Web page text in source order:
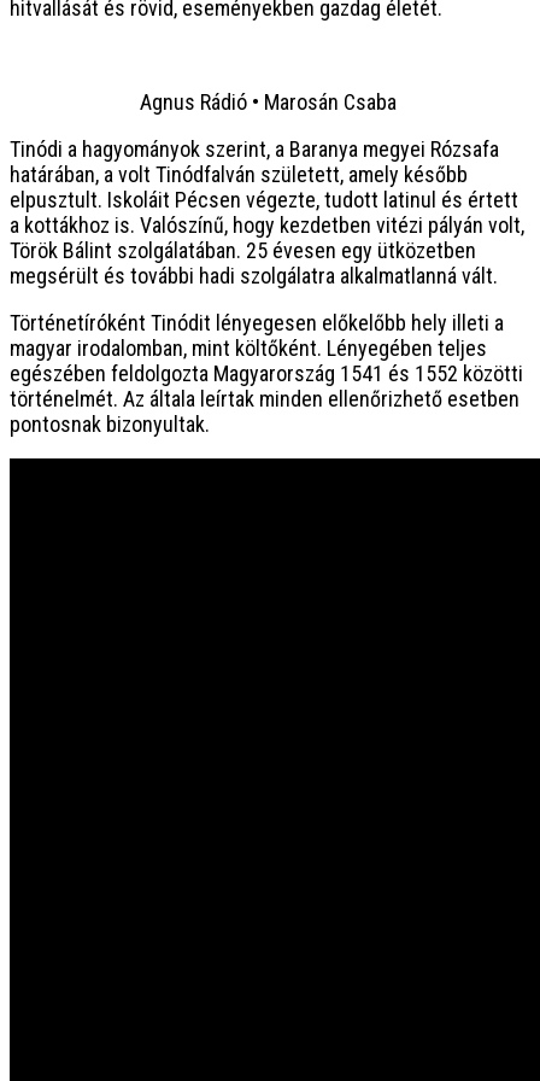
hitvallását és rövid, eseményekben gazdag életét.
Agnus Rádió • Marosán Csaba
Tinódi a hagyományok szerint, a Baranya megyei Rózsafa
határában, a volt Tinódfalván született, amely később
elpusztult. Iskoláit Pécsen végezte, tudott latinul és értett
a kottákhoz is. Valószínű, hogy kezdetben vitézi pályán volt,
Török Bálint szolgálatában. 25 évesen egy ütközetben
megsérült és további hadi szolgálatra alkalmatlanná vált.
Történetíróként Tinódit lényegesen előkelőbb hely illeti a
magyar irodalomban, mint költőként. Lényegében teljes
egészében feldolgozta Magyarország 1541 és 1552 közötti
történelmét. Az általa leírtak minden ellenőrizhető esetben
pontosnak bizonyultak.